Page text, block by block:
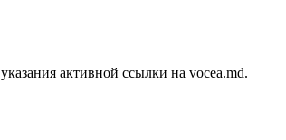
активной ссылки на vocea.md.